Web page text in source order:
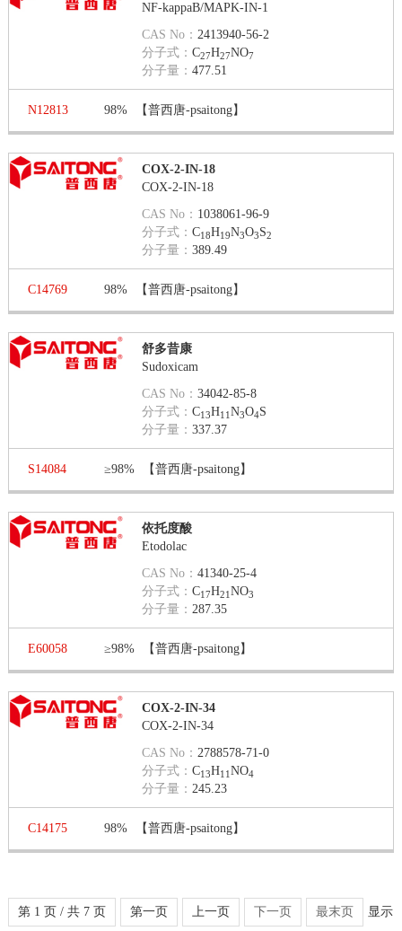
NF-kappaB/MAPK-IN-1
CAS No：2413940-56-2
分子式：C27H27NO7
分子量：477.51
N12813 98% 【普西唐-psaitong】
COX-2-IN-18
COX-2-IN-18
CAS No： 1038061-96-9
分子式：C18H19N3O3S2
分子量：389.49
C14769 98% 【普西唐-psaitong】
舒多昔康
Sudoxicam
CAS No：34042-85-8
分子式：C13H11N3O4S
分子量：337.37
S14084 ≥98% 【普西唐-psaitong】
依托度酸
Etodolac
CAS No：41340-25-4
分子式：C17H21NO3
分子量：287.35
E60058 ≥98% 【普西唐-psaitong】
COX-2-IN-34
COX-2-IN-34
CAS No：2788578-71-0
分子式：C13H11NO4
分子量：245.23
C14175 98% 【普西唐-psaitong】
第 1 页 / 共 7 页 第一页 上一页 下一页 最末页 显示